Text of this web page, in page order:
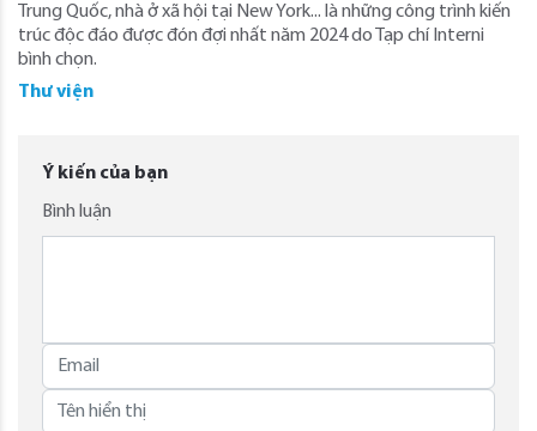
Trung Quốc, nhà ở xã hội tại New York... là những công trình kiến
trúc độc đáo được đón đợi nhất năm 2024 do Tạp chí Interni
bình chọn.
Thư viện
Ý kiến của bạn
Bình luận